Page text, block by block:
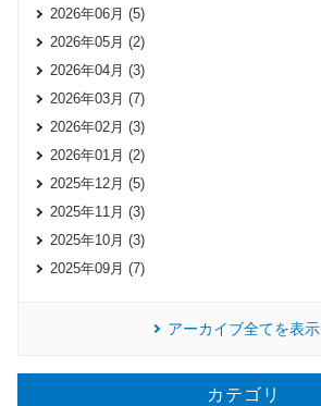
2026年06月 (5)
2026年05月 (2)
2026年04月 (3)
2026年03月 (7)
2026年02月 (3)
2026年01月 (2)
2025年12月 (5)
2025年11月 (3)
2025年10月 (3)
2025年09月 (7)
アーカイブ全てを表示
カテゴリ